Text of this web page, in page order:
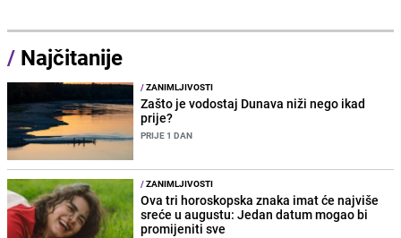
/ Najčitanije
/ZANIMLJIVOSTI
Zašto je vodostaj Dunava niži nego ikad
prije?
PRIJE 1 DAN
/ZANIMLJIVOSTI
Ova tri horoskopska znaka imat će najviše
sreće u augustu: Jedan datum mogao bi
promijeniti sve